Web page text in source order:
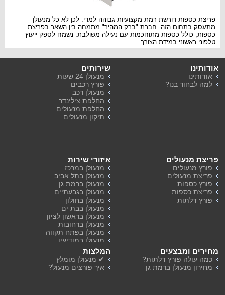
פריצת כספות דורשת רמת מקצועיות גבוהה למדי. לכן לא כל מנעולן
מתעסק בתחום הזה. חברת "ברק המהיר" מתמחה בין השאר בפריצת
כספות, כולל כספות מתוחכמות עם נעילה משולבת. נשמח לספק ייעוץ
טלפוני ראשוני במידת הצורך.
אודותינו
אודותינו
למה לבחור בנו?
שירותים
מנעולן 24 שעות
פורץ רכבים
מנעולן רכב
החלפת צילינדר
החלפת מנעולים
תיקון מנעולים
פריצת מנעולים
פורץ מנעולים
פריצת מנעולים
פורץ כספות
פריצת כספות
פורץ דלתות
איזורי שירות
מנעולן במרכז
מנעולן בתל אביב
מנעולן ברמת גן
מנעולן בגבעתיים
מנעולן בחולון
מנעולן בבת ים
מנעולן בראשון לציון
מנעולן ברחובות
מנעולן בפתח תקווה
מנעולן במודיעין
מנעולן ברמת השרון
מנעולן בהוד השרון
מחירים ומבצעים
כמה עולה פורץ דלתות?
מחירון מנעולן ברמת גן
המלצות
✔ מנעולן מומלץ
איך פורצים מנעול?